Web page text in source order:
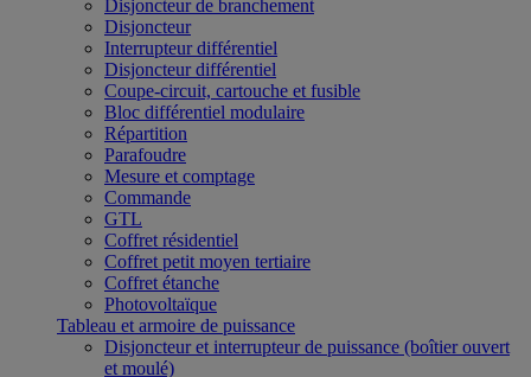
Disjoncteur de branchement
Disjoncteur
Interrupteur différentiel
Disjoncteur différentiel
Coupe-circuit, cartouche et fusible
Bloc différentiel modulaire
Répartition
Parafoudre
Mesure et comptage
Commande
GTL
Coffret résidentiel
Coffret petit moyen tertiaire
Coffret étanche
Photovoltaïque
Tableau et armoire de puissance
Disjoncteur et interrupteur de puissance (boîtier ouvert
et moulé)